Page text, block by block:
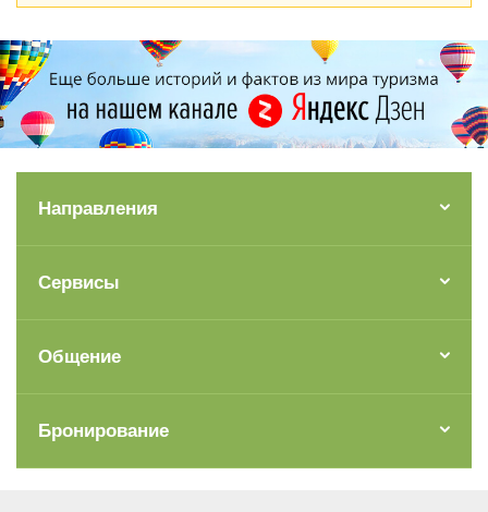
Направления
Сервисы
Общение
Бронирование